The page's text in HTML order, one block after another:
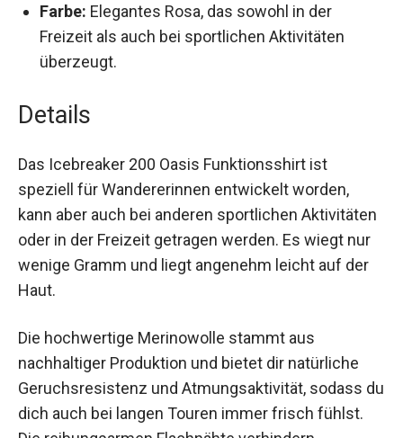
Verarbeitung:Reibungsarme Flachnähte
sorgen für hohen Tragekomfort und
vermeiden Hautirritationen.
Freizeit als auch bei sportlichen Aktivitäten
Details
Das Icebreaker 200 Oasis Funktionsshirt ist
speziell für Wandererinnen entwickelt worden,
kann aber auch bei anderen sportlichen
Es wiegt nur wenige Gramm und liegt angenehm
leicht auf der Haut.
Die hochwertige Merinowolle stammt aus